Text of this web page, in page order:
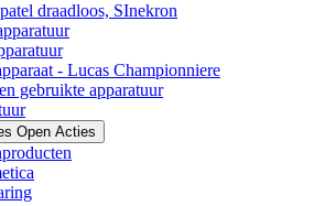
draadloos, SInekron
- Lucas Championniere
gebruikte apparatuur
Open Acties